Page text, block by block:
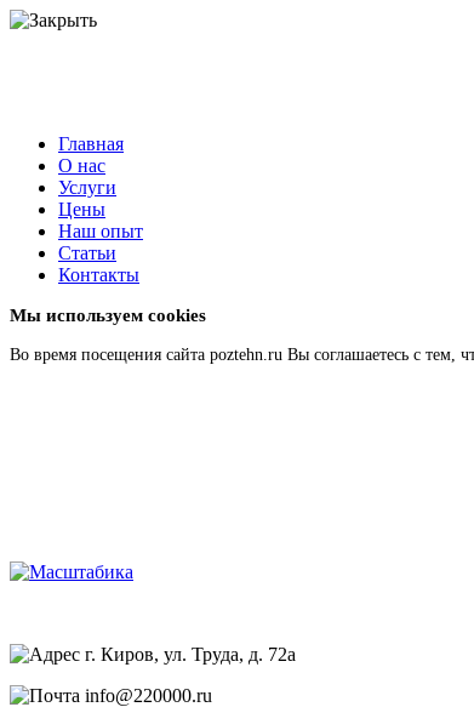
Главная
О нас
Услуги
Цены
Наш опыт
Статьи
Контакты
Мы используем cookies
Во время посещения сайта poztehn.ru Вы соглашаетесь с
г. Киров, ул. Труда, д. 72а
info@220000.ru